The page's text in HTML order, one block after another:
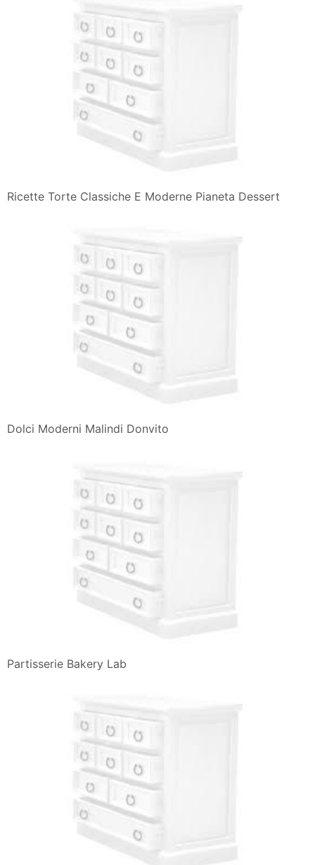
Ricette Torte Classiche E Moderne Pianeta Dessert
Dolci Moderni Malindi Donvito
Partisserie Bakery Lab